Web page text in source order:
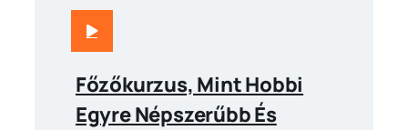
Főzőkurzus, Mint Hobbi
Egyre Népszerűbb És